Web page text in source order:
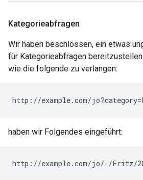
Kategorieabfragen
Wir haben beschlossen, ein etwas
für Kategorieabfragen
wie die folgende zu verlangen:
haben wir Folgendes eingeführt: